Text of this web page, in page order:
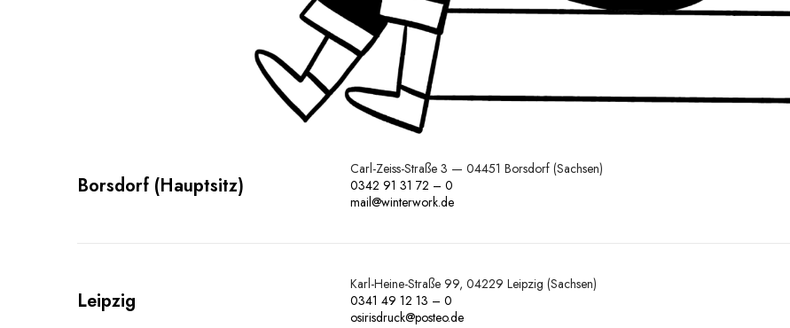
Borsdorf (Hauptsitz)
Carl-Zeiss-Straße 3 — 04451 Borsdorf (Sachsen)
0342 91 31 72 – 0
mail@winterwork.de
Leipzig
Karl-Heine-Straße 99, 04229 Leipzig (Sachsen)
0341 49 12 13 – 0
osirisdruck@posteo.de